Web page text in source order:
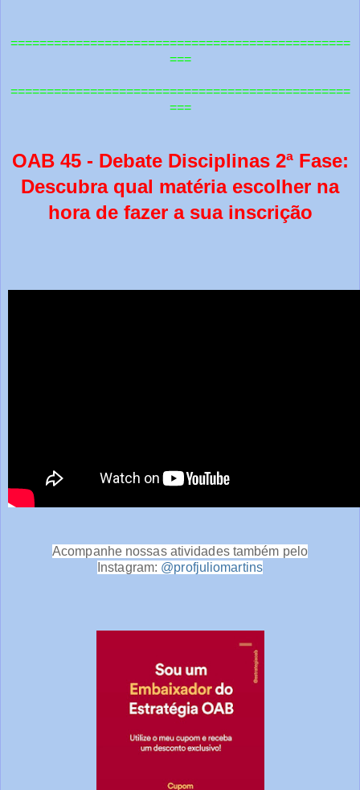
===============================================
===
===============================================
===
OAB 45 - Debate Disciplinas 2ª Fase:
Descubra qual matéria escolher na
hora de fazer a sua inscrição
Acompanhe nossas atividades também pelo
Instagram: @profjuliomartins